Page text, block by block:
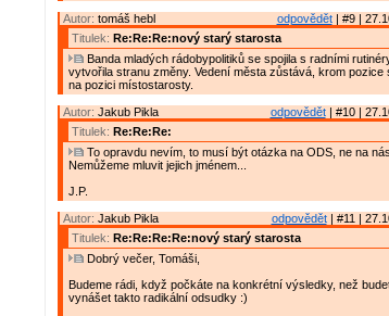
odpovědět| #9 |
Autor: tomáš hebl
Titulek: Re:Re:Re:nový starý starosta
Banda mladých rádobypolitiků se spojila s radními
vytvořila stranu změny. Vedení města zůstává, krom pozice
na pozici místostarosty.
odpovědět| #10 |
Autor: Jakub Pikla
Titulek: Re:Re:Re:
To opravdu nevím, to musí být otázka na ODS, ne na nás.
Nemůžeme mluvit jejich jménem...
J.P.
odpovědět| #11 |
Autor: Jakub Pikla
Titulek: Re:Re:Re:Re:nový starý starosta
Dobrý večer, Tomáši,
Budeme rádi, když počkáte na konkrétní výsledky, než
vynášet takto radikální odsudky :)